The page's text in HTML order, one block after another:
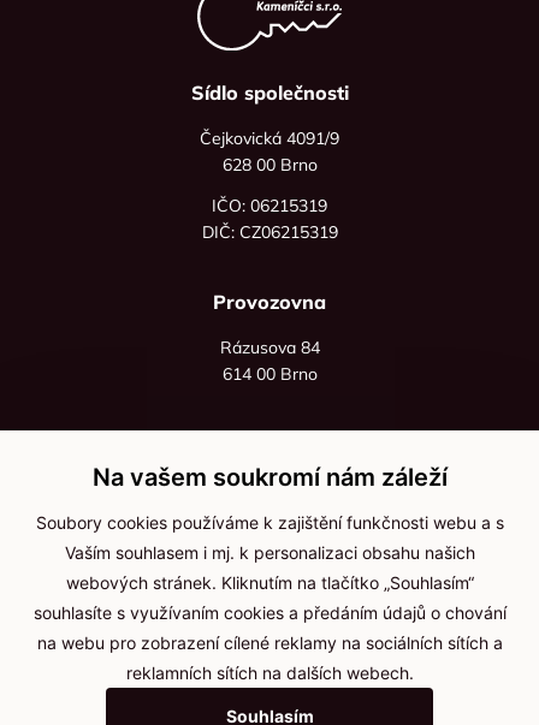
Sídlo společnosti
Čejkovická 4091/9
628 00 Brno
IČO: 06215319
DIČ: CZ06215319
Provozovna
Rázusova 84
614 00 Brno
+420 736 535 066
Po - pá: 8:00 - 16:00
info@jma-kam.cz
Důležité informace
Ochrana osobních údajů
Cookies
Na vašem soukromí nám záleží
Soubory cookies používáme k zajištění funkčnosti webu a s
Vaším souhlasem i mj. k personalizaci obsahu našich
webových stránek. Kliknutím na tlačítko „Souhlasím“
souhlasíte s využívaním cookies a předáním údajů o chování
na webu pro zobrazení cílené reklamy na sociálních sítích a
reklamních sítích na dalších webech.
Souhlasím